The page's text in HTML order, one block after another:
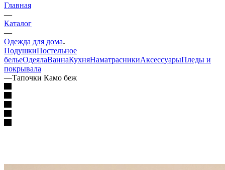
Главная
—
Каталог
—
Одежда для дома
ПодушкиПостельное
бельеОдеялаВаннаКухняНаматрасникиАксессуарыПледы и
покрывала
—Тапочки Камо беж